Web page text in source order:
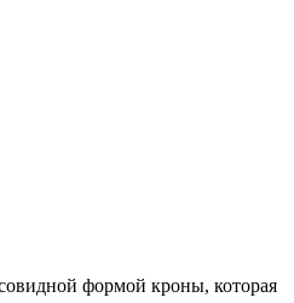
формой кроны, которая